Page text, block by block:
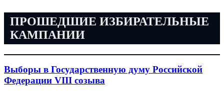
ПРОШЕДШИЕ ИЗБИРАТЕЛЬНЫЕ
КАМПАНИИ
Выборы в Государственную думу Российской
Федерации VIII созыва